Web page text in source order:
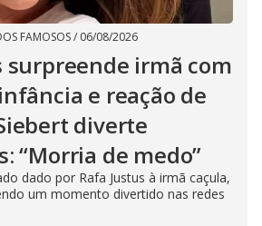
FAMOSOS/ 06/08/2026
surpreende irmã com
e reação de
diverte
“Morria de medo”
dado por Rafa Justus à irmã caçula,
um momento divertido nas redes